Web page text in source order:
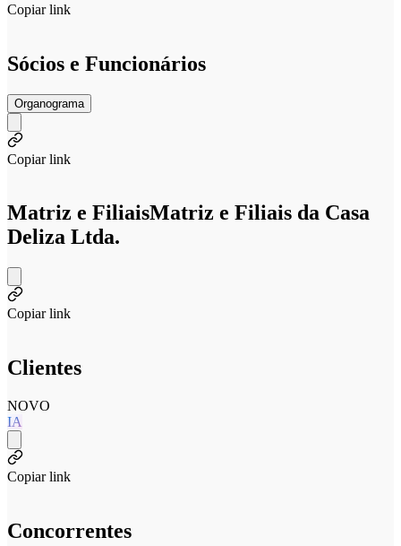
Copiar link
Sócios e Funcionários
Organograma
Copiar link
Matriz e FiliaisMatriz e Filiais da Casa
Deliza Ltda.
Copiar link
Clientes
NOVO
IA
Copiar link
Concorrentes